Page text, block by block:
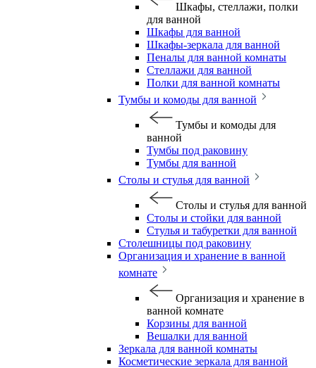
Шкафы, стеллажи, полки
для ванной
Шкафы для ванной
Шкафы-зеркала для ванной
Пеналы для ванной комнаты
Стеллажи для ванной
Полки для ванной комнаты
Тумбы и комоды для ванной
Тумбы и комоды для
ванной
Тумбы под раковину
Тумбы для ванной
Столы и стулья для ванной
Столы и стулья для ванной
Столы и стойки для ванной
Стулья и табуретки для ванной
Столешницы под раковину
Организация и хранение в ванной
комнате
Организация и хранение в
ванной комнате
Корзины для ванной
Вешалки для ванной
Зеркала для ванной комнаты
Косметические зеркала для ванной